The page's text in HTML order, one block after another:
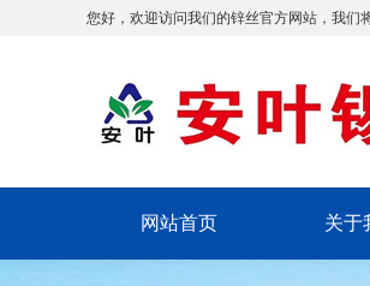
您好，欢迎访问我们的锌丝官方网站，我们
网站首页 关于